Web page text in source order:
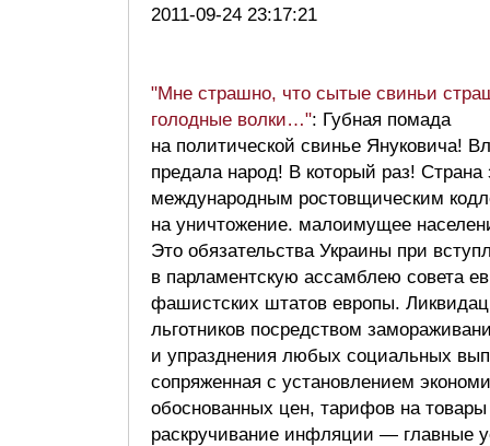
2011-09-24 23:17:21
"Мне страшно, что сытые свиньи
голодные волки…": Губная помада
на политической свинье Януковича!
предала народ! В который раз! Страна
международным ростовщическим
на уничтожение. малоимущее
Это обязательства Украины при
в парламентскую ассамблею совета
фашистских штатов европы.
льготников посредством
и упразднения любых социальных
сопряженная с установлением
обоснованных цен, тарифов на товары
раскручивание инфляции — главные